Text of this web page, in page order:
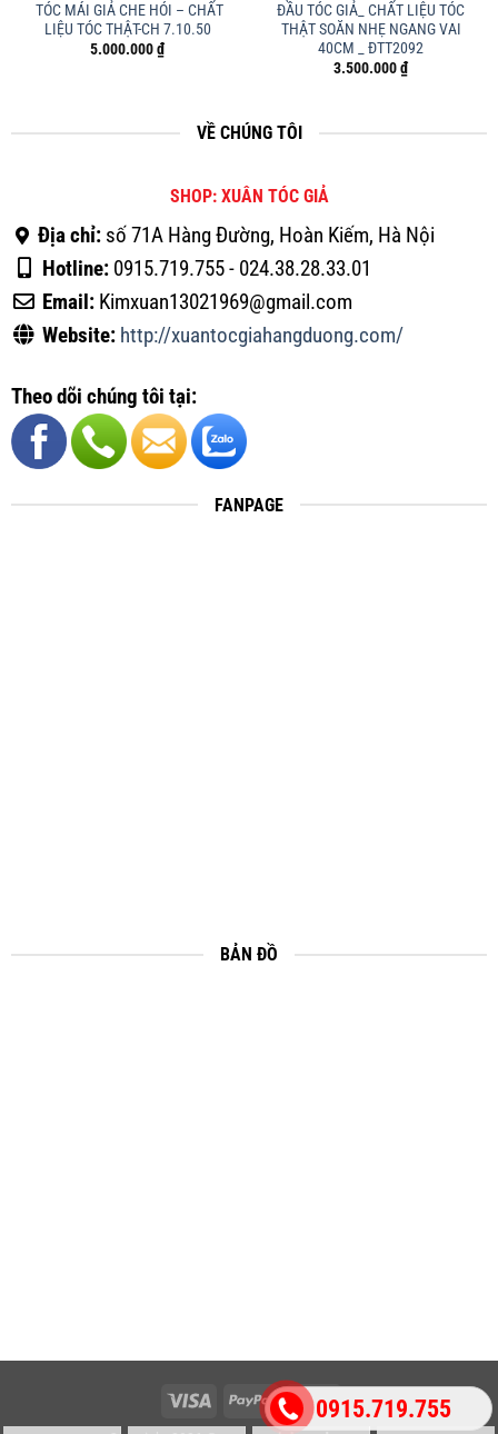
0915.719.755
TÓC MÁI GIẢ CHE HÓI – CHẤT
LIỆU TÓC THẬT-CH 7.10.50
5.000.000₫
ĐẦU TÓC GIẢ_ CHẤT LIỆU TÓC
THẬT SOĂN NHẸ NGANG VAI
40CM _ ĐTT2092
3.500.000₫
VỀ CHÚNG TÔI
SHOP: XUÂN TÓC GIẢ
Địa chỉ:số 71A Hàng Đường, Hoàn Kiếm, Hà Nội
Hotline:0915.719.755 - 024.38.28.33.01
Email:Kimxuan13021969@gmail.com
Website: http://xuantocgiahangduong.com/
Theo dõi chúng tôi tại:
FANPAGE
BẢN ĐỒ
Visa PayPal MasterCard